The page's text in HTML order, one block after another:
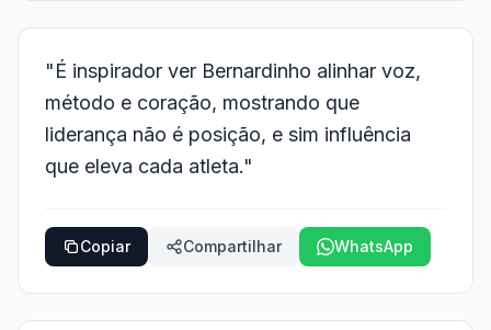
"É inspirador ver Bernardinho alinhar voz,
método e coração, mostrando que
liderança não é posição, e sim influência
que eleva cada atleta."
Copiar Compartilhar WhatsApp